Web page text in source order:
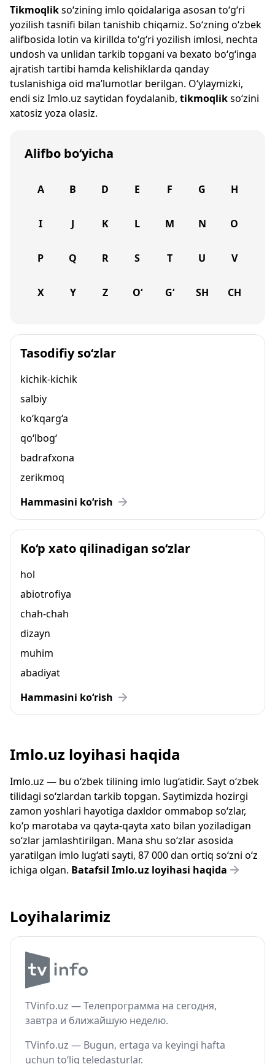
Tikmoqlikso‘zining imlo qoidalariga asosan to‘g‘ri
yozilish tasnifi bilan tanishib chiqamiz. So‘zning o‘zbek
alifbosida lotin va kirillda to‘g‘ri yozilish imlosi, nechta
undosh va unlidan tarkib topgani va bexato bo‘g‘inga
ajratish tartibi hamda kelishiklarda qanday
tuslanishiga oid ma’lumotlar berilgan. O‘ylaymizki,
endi siz Imlo.uz saytidan foydalanib, tikmoqlikso‘zini
xatosiz yoza olasiz.
Alifbo bo‘yicha
A B D E F G H
I J K L M N O
P Q R S T U V
X Y Z O‘ G‘ SH CH
Tasodifiy so‘zlar
kichik-kichik
salbiy
ko‘kqarg‘a
qo‘lbog‘
badrafxona
zerikmoq
Hammasini ko‘rish
Ko‘p xato qilinadigan so‘zlar
hol
abiotrofiya
chah-chah
dizayn
muhim
abadiyat
Hammasini ko‘rish
Imlo.uz loyihasi haqida
Imlo.uz — bu o‘zbek tilining imlo lug‘atidir. Sayt o‘zbek
tilidagi so‘zlardan tarkib topgan. Saytimizda hozirgi
zamon yoshlari hayotiga daxldor ommabop so‘zlar,
ko‘p marotaba va qayta-qayta xato bilan yoziladigan
so‘zlar jamlashtirilgan. Mana shu so‘zlar asosida
yaratilgan imlo lug‘ati sayti, 87 000 dan ortiq so‘zni o‘z
ichiga olgan. Batafsil Imlo.uz loyihasi haqida
Loyihalarimiz
TVinfo.uz — Телепрограмма на сегодня,
завтра и ближайшую неделю.
TVinfo.uz — Bugun, ertaga va keyingi hafta
uchun to‘liq teledasturlar.